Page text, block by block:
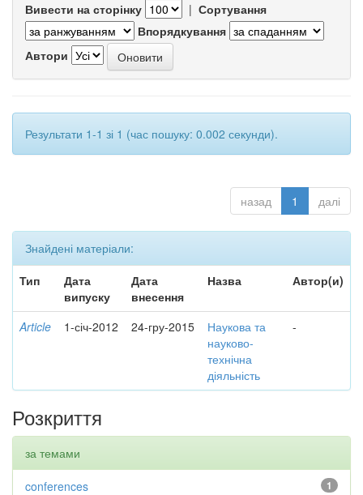
Вивести на сторінку | Сортування
Впорядкування
Автори
Результати 1-1 зі 1 (час пошуку: 0.002 секунди).
назад 1 далі
Знайдені матеріали:
Тип
Дата
випуску
Дата
внесення
Назва Автор(и)
Article 1-січ-2012 24-гру-2015
Наукова та
науково-
технічна
діяльність
-
Розкриття
за темами
1
conferences